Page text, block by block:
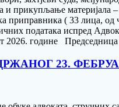
прикупљање материјала
приправника ( 33 лица,
података испред
2026. године
23.